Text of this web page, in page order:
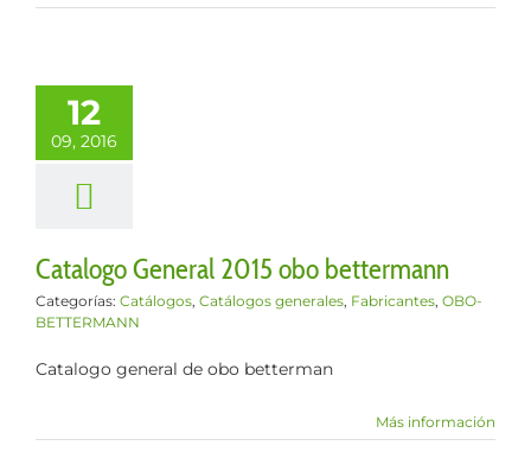
12
09, 2016
Catalogo General 2015 obo bettermann
Categorías: Catálogos, Catálogos generales, Fabricantes, OBO-
BETTERMANN
Catalogo general de obo betterman
Más información